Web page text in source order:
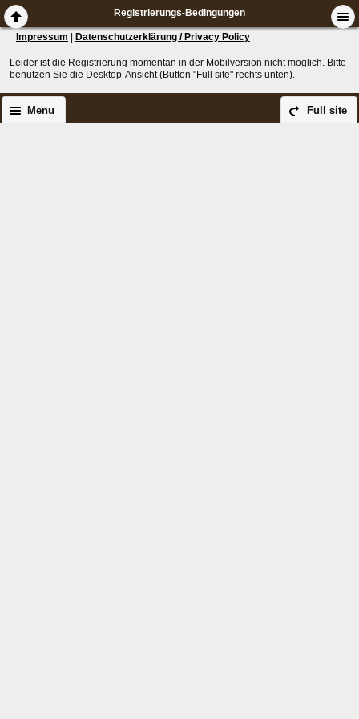
Registrierungs-Bedingungen
Impressum Datenschutzerklärung / Privacy Policy
Leider ist die Registrierung momentan in der Mobilversion nicht möglich. Bitte
benutzen Sie die Desktop-Ansicht (Button "Full site" rechts unten).
Full site
Menu